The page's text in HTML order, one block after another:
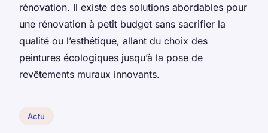
rénovation. Il existe des solutions abordables pour
une rénovation à petit budget sans sacrifier la
qualité ou l’esthétique, allant du choix des
peintures écologiques jusqu’à la pose de
revêtements muraux innovants.
Actu